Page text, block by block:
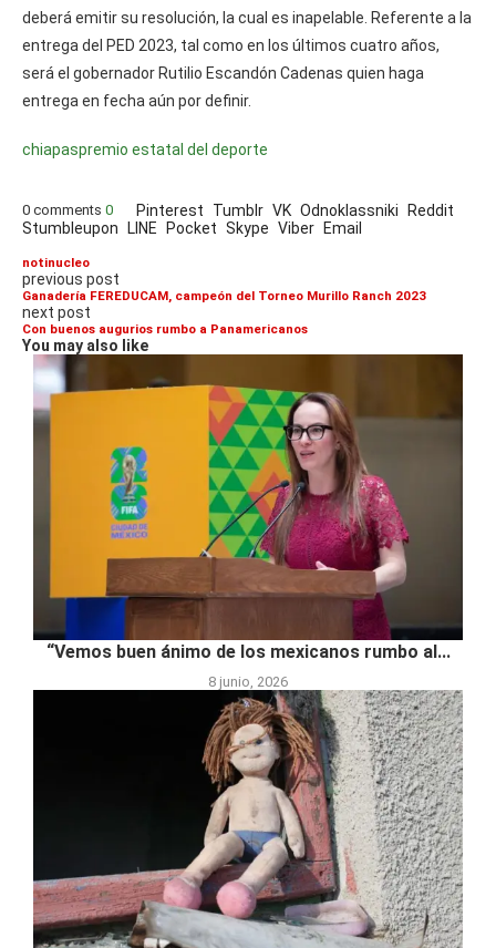
deberá emitir su resolución, la cual es inapelable. Referente a la
entrega del PED 2023, tal como en los últimos cuatro años,
será el gobernador Rutilio Escandón Cadenas quien haga
entrega en fecha aún por definir.
chiapaspremio estatal del deporte
0 comments 0 Pinterest Tumblr VK Odnoklassniki Reddit
Stumbleupon LINE Pocket Skype Viber Email
notinucleo
previous post
Ganadería FEREDUCAM, campeón del Torneo Murillo Ranch 2023
next post
Con buenos augurios rumbo a Panamericanos
You may also like
“Vemos buen ánimo de los mexicanos rumbo al...
8 junio, 2026